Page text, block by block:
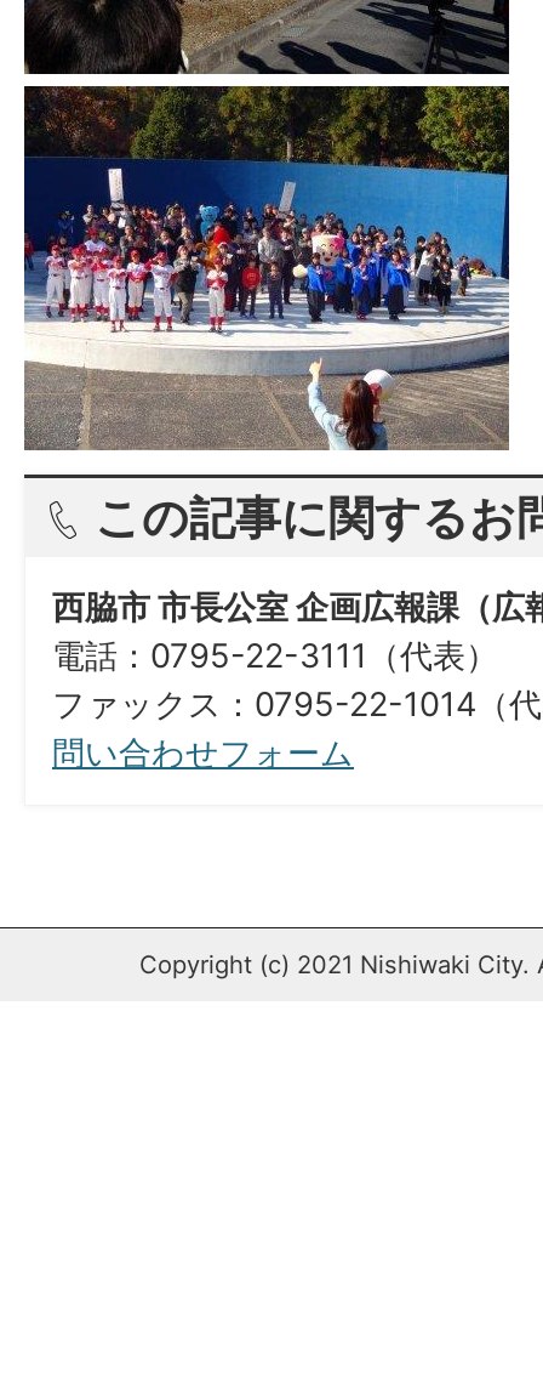
この記事に関するお
西脇市 市長公室 企画広報課（広
電話：0795-22-3111（代表）
ファックス：0795-22-1014（
問い合わせフォーム
Copyright (c) 2021 Nishiwaki City.